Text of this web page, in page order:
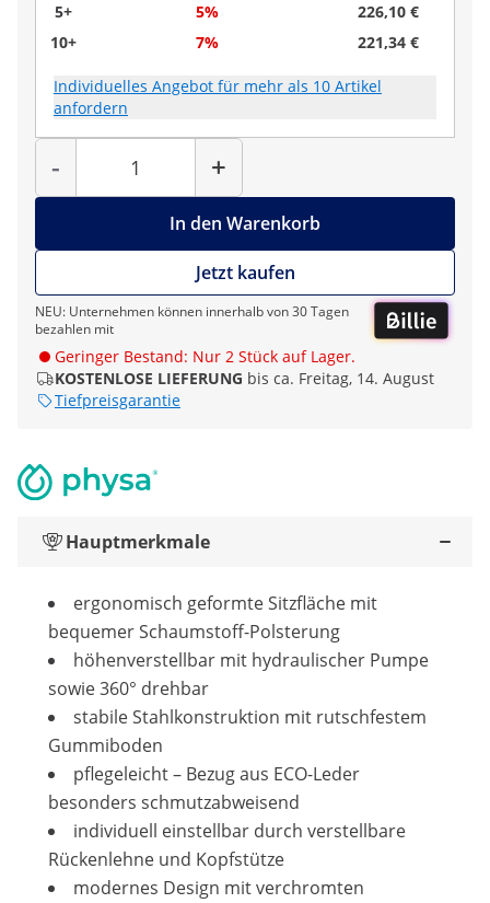
5+
5%
226,10 €
10+
7% 221,34 €
Individuelles Angebot für mehr als 10 Artikel
anfordern
-
Menge
+
In den Warenkorb
Jetzt kaufen
NEU: Unternehmen können innerhalb von 30 Tagen
bezahlen mit
Geringer Bestand: Nur 2 Stück auf Lager.
KOSTENLOSE LIEFERUNG bis ca. Freitag, 14. August
Tiefpreisgarantie
Hauptmerkmale
ergonomisch geformte Sitzfläche mit
bequemer Schaumstoff-Polsterung
höhenverstellbar mit hydraulischer Pumpe
sowie 360° drehbar
stabile Stahlkonstruktion mit rutschfestem
Gummiboden
pflegeleicht – Bezug aus ECO-Leder
besonders schmutzabweisend
individuell einstellbar durch verstellbare
Rückenlehne und Kopfstütze
modernes Design mit verchromten